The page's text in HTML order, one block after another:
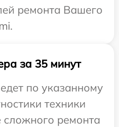
ремонта Вашего
за 35 минут
по указанному
техники
сложного ремонта